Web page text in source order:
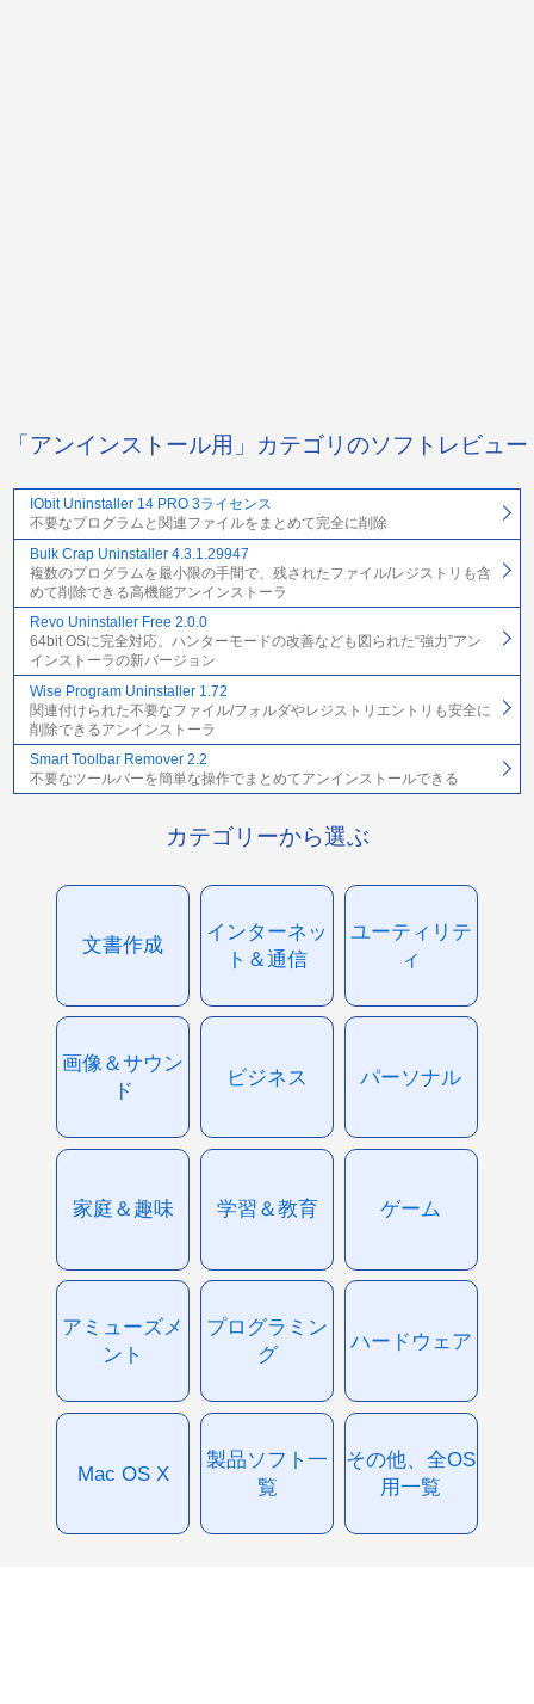
「アンインストール用」カテゴリのソフトレビュー
IObit Uninstaller 14 PRO 3ライセンス
不要なプログラムと関連ファイルをまとめて完全に削除
Bulk Crap Uninstaller 4.3.1.29947
複数のプログラムを最小限の手間で、残されたファイル/レジストリも含
めて削除できる高機能アンインストーラ
Revo Uninstaller Free 2.0.0
64bit OSに完全対応。ハンターモードの改善なども図られた“強力”アン
インストーラの新バージョン
Wise Program Uninstaller 1.72
関連付けられた不要なファイル/フォルダやレジストリエントリも安全に
削除できるアンインストーラ
Smart Toolbar Remover 2.2
不要なツールバーを簡単な操作でまとめてアンインストールできる
カテゴリーから選ぶ
文書作成
インターネッ
ト＆通信
ユーティリテ
ィ
画像＆サウン
ド
ビジネス パーソナル
家庭＆趣味 学習＆教育 ゲーム
アミューズメ
ント
プログラミン
グ
ハードウェア
Mac OS X
製品ソフト一
覧
その他、全OS
用一覧